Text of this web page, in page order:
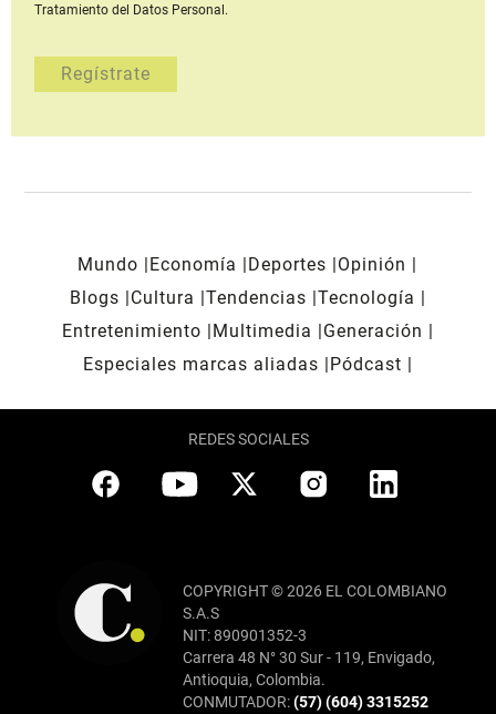
Tratamiento del Datos Personal.
Mundo Economía Deportes
Opinión
Blogs
Cultura Tendencias Tecnología
Entretenimiento
Multimedia
Generación
Especiales marcas aliadas
Pódcast
REDES SOCIALES
COPYRIGHT © 2026 EL COLOMBIANO
S.A.S
NIT: 890901352-3
Carrera 48 N° 30 Sur - 119, Envigado,
Antioquia, Colombia.
CONMUTADOR:(57) (604) 3315252